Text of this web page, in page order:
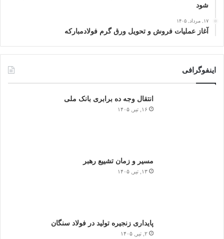
شود
۱۷, مرداد, ۱۴۰۵
آغاز عملیات فروش و تحویل ورق گرم فولادمبارکه
اینفوگرافی
انتقال وجه ده برابری بانک ملی
۱۶, تیر, ۱۴۰۵
مسیر و زمان تشییع رهبر
۱۳, تیر, ۱۴۰۵
پایداری زنجیره تولید در فولاد سنگان
۲, تیر, ۱۴۰۵